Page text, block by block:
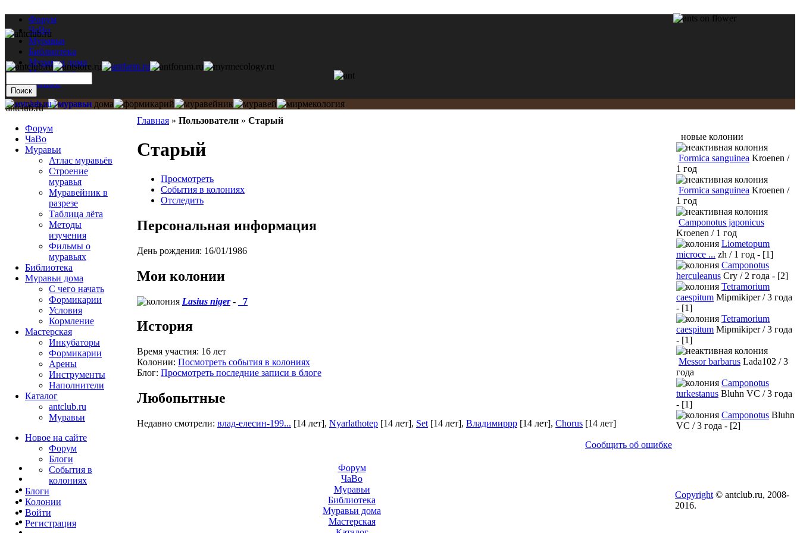
Форум
ЧаВо
Муравьи
Библиотека
Муравьи дома
Мастерская
Каталог
Главная » Пользователи » Старый
Старый
Просмотреть
События в колониях
Отследить
Персональная информация
День рождения: 16/01/1986
Мои колонии
Lasius niger- _7
История
Время участия: 16 лет
Колонии: Посмотреть события в колониях
Блог: Просмотреть последние записи в блоге
Любопытные
Недавно смотрели: влад-елесин-199... [14 лет], Nyarlathotep [14 лет], Set [14 лет], Владимиррр [14 лет], Chorus [14 лет]
Сообщить об ошибке
antclub.ru
Форум
ЧаВо
Муравьи
Атлас муравьёв
Строение
муравья
Муравейник в
разрезе
Таблица лёта
Методы
изучения
Фильмы о
муравьях
Библиотека
Муравьи дома
С чего начать
Формикарии
Условия
Кормление
Мастерская
Инкубаторы
Формикарии
Арены
Инструменты
Наполнители
Каталог
antclub.ru
Муравьи
Новое на сайте
Форум
Блоги
События в
колониях
Блоги
Колонии
Войти
Peгиcтpaция
новые колонии
Formica sanguinea Kroenen /
1 год
Formica sanguinea Kroenen /
1 год
Camponotus japonicus
Kroenen / 1 год
Liometopum
microce ... zh / 1 год - [1]
Camponotus
herculeanus Cry / 2 года - [2]
Tetramorium
caespitum Mipmikiper / 3 года
- [1]
Tetramorium
caespitum Mipmikiper / 3 года
- [1]
Messor barbarus Lada102 / 3
года
Camponotus
turkestanus Bluhn VC / 3 года
- [1]
Camponotus Bluhn
VC / 3 года - [2]
Форум
ЧаВо
Муравьи
Библиотека
Муравьи дома
Мастерская
Copyright © antclub.ru, 2008-
2016.